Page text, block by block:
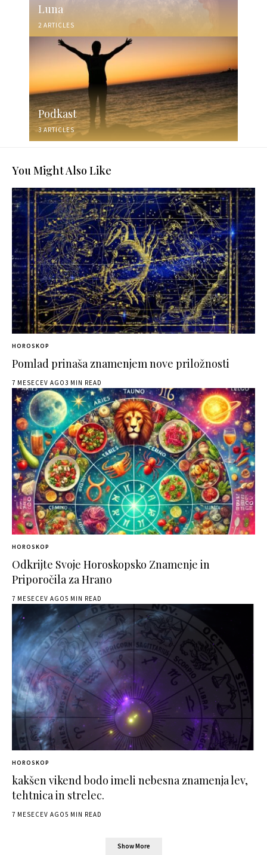
Luna
2 ARTICLES
Podkast
3 ARTICLES
You Might Also Like
HOROSKOP
Pomlad prinaša znamenjem nove priložnosti
7 MESECEV AGO3 MIN READ
HOROSKOP
Odkrijte Svoje Horoskopsko Znamenje in
Priporočila za Hrano
7 MESECEV AGO5 MIN READ
HOROSKOP
kakšen vikend bodo imeli nebesna znamenja lev,
tehtnica in strelec.
7 MESECEV AGO5 MIN READ
Show More